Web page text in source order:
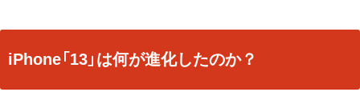
iPhone「13」は何が進化したのか？